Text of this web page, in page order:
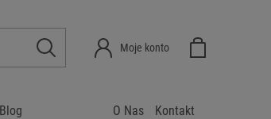
Moje konto
Blog Kontakt
O Nas